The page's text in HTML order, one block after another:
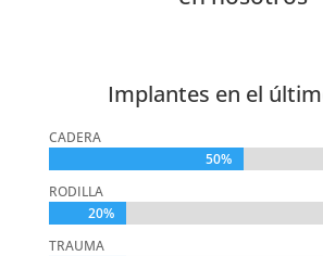
Implantes en el
CADERA
50%
50%
RODILLA
20%
20%
TRAUMA